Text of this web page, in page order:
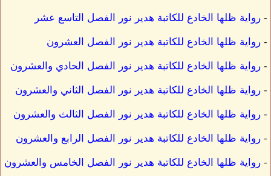
- رواية ظلها الخادع للكاتبة هدير نور الفصل التاسع عشر
- رواية ظلها الخادع للكاتبة هدير نور الفصل العشرون
- رواية ظلها الخادع للكاتبة هدير نور الفصل الحادي والعشرون
- رواية ظلها الخادع للكاتبة هدير نور الفصل الثاني والعشرون
- رواية ظلها الخادع للكاتبة هدير نور الفصل الثالث والعشرون
- رواية ظلها الخادع للكاتبة هدير نور الفصل الرابع والعشرون
- رواية ظلها الخادع للكاتبة هدير نور الفصل الخامس والعشرون